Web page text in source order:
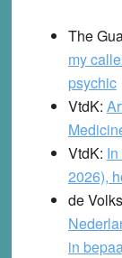
The
my
psychic
VtdK:
VtdK:
2026),
de
in